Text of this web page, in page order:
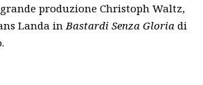
produzione Christoph Waltz,
Landa in Bastardi Senza Gloria di